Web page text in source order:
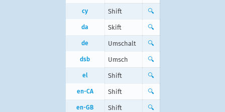
cy Shift 🔍
da Skift 🔍
de Umschalt 🔍
dsb Umsch 🔍
el Shift 🔍
en-CA Shift 🔍
en-GB Shift 🔍